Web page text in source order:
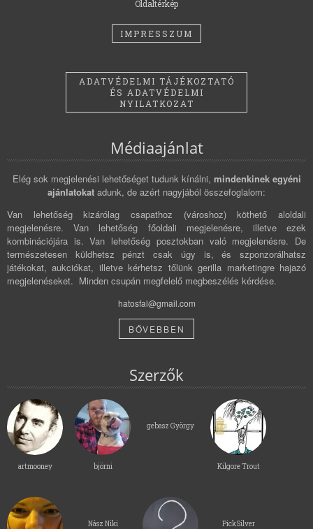
Oldaltérkép
IMPRESSZUM
ADATVÉDELMI TÁJÉKOZTATÓ
ÉS ADATVÉDELMI
NYILATKOZAT
Médiaajánlat
Elég sok megjelenési lehetőséget tudunk kínálni, mindenkinek egyéni
ajánlatokat adunk, de azért nagyjából összefoglalom:
Van lehetőség kizárólag csapathoz (városhoz) köthető aloldali
megjelenésre. Van lehetőség főoldali megjelenésre, illetve ezek
kombinációjára is. Van lehetőség posztokban való megjelenésre. De
természetesen küldhetsz pénzt csak úgy is, és szponzorálhatsz
játékokat, aukciókat, illetve kérhetsz tőlünk gerilla marketingre hajazó
megjelenéseket. Minden csupán megfelelő megbeszélés kérdése.
hatosfal@gmail.com
BŐVEBBEN
Szerzők
artmooney björni
gebasz György
Kilgore Trout
Nász Niki PickSilver